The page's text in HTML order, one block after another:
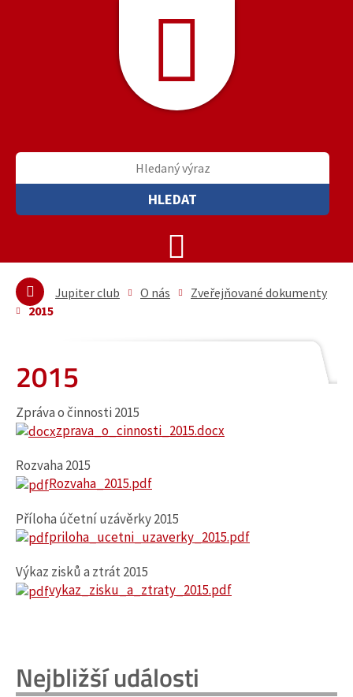
HLEDAT
Jupiter club O nás
Zveřejňované dokumenty
2015
2015
Zpráva o činnosti 2015
zprava_o_cinnosti_2015.docx
Rozvaha 2015
Rozvaha_2015.pdf
Příloha účetní uzávěrky 2015
priloha_ucetni_uzaverky_2015.pdf
Výkaz zisků a ztrát 2015
vykaz_zisku_a_ztraty_2015.pdf
Nejbližší události